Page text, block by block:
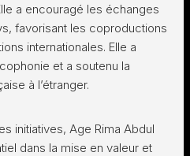
a encouragé les échanges
favorisant les coproductions
internationales. Elle a
et a soutenu la
à l’étranger.
initiatives, Age Rima Abdul
dans la mise en valeur et